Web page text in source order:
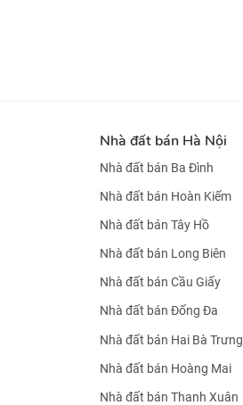
Nhà đất bán Hà Nội
Nhà đất bán Ba Đình
Nhà đất bán Hoàn Kiếm
Nhà đất bán Tây Hồ
Nhà đất bán Long Biên
Nhà đất bán Cầu Giấy
Nhà đất bán Đống Đa
Nhà đất bán Hai Bà Trưng
Nhà đất bán Hoàng Mai
Nhà đất bán Thanh Xuân